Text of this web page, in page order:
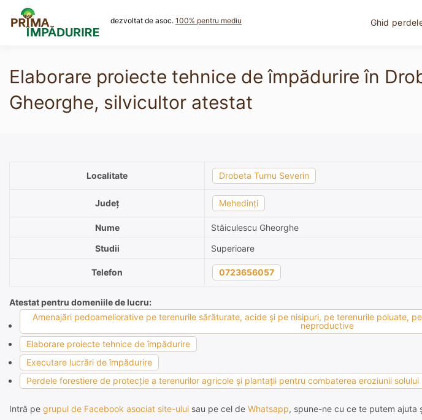
content
dezvoltat de asoc. 100% pentru mediu Ghid
Elaborare proiecte tehnice de împădurire în
Gheorghe, silvicultor atestat
Localitate Drobeta Turnu Severin
Județ Mehedinți
Nume
Stăiculescu Gheorghe
Studii
Superioare
Telefon 0723656057
Atestat pentru domeniile de lucru:
Amenajări pedoameliorative pe terenurile sărăturate, acide şi pe nisipuri, pe terenurile poluate,
neproductive
Elaborare proiecte tehnice de împădurire
Executare lucrări de împădurire
Perdele forestiere de protecţie a terenurilor agricole şi plantaţii pentru combaterea eroziunii solului
Intră pe grupul de Facebook asociat site-ului sau pe cel de Whatsapp, spune-ne cu ce te putem ajuta